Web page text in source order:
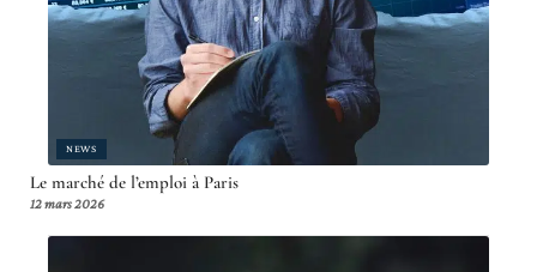
NEWS
Le marché de l’emploi à Paris
12 mars 2026